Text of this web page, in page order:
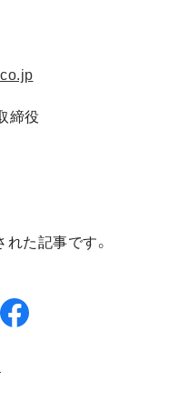
締役
た記事です。